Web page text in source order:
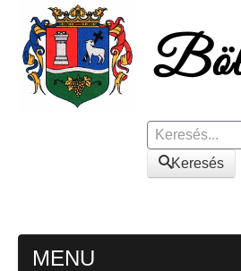
Keresés
Keresés
MENU